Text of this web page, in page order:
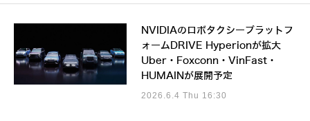
NVIDIAのロボタクシープラットフ
ォームDRIVE Hyperionが拡大
Uber・Foxconn・VinFast・
HUMAINが展開予定
2026.6.4 Thu 16:30